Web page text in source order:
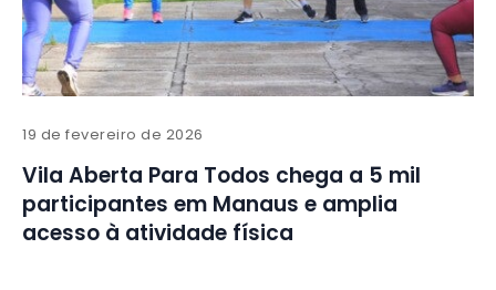
19 de fevereiro de 2026
Vila Aberta Para Todos chega a 5 mil
participantes em Manaus e amplia
acesso à atividade física